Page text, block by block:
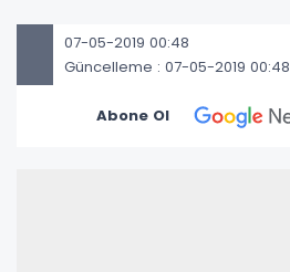
07-05-2019 00:48
Güncelleme : 07-05-2019 00:48
Abone Ol